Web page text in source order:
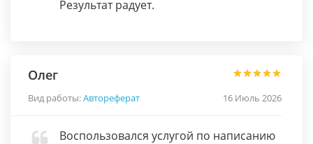
Результат радует.
Олег
Вид работы:Автореферат 16 Июль 2026
Воспользовался услугой по написанию